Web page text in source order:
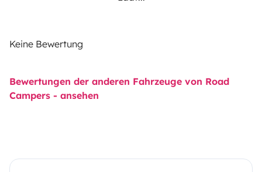
Keine Bewertung
Bewertungen der anderen Fahrzeuge von Road
Campers - ansehen